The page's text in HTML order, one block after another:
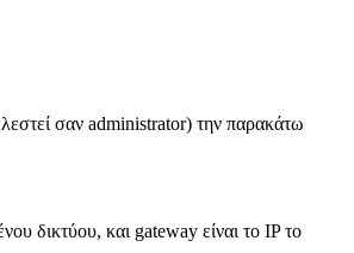
σαν administrator) την παρακάτω
δικτύου, και gateway είναι το IP το